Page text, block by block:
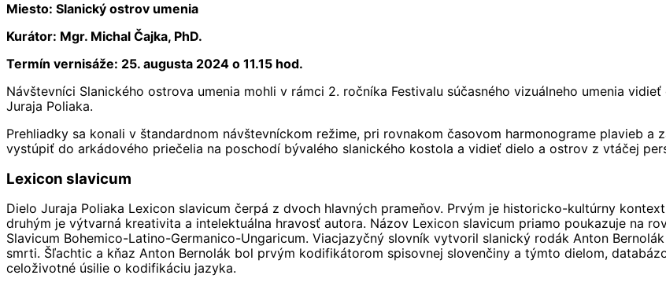
Miesto: Slanický ostrov umenia
Kurátor: Mgr. Michal Čajka, PhD.
Termín vernisáže: 25. augusta 2024 o 11.15 hod.
Návštevníci Slanického ostrova umenia mohli v rámci 2. ročníka Festivalu súčasného vizuálneho umenia
Juraja Poliaka.
Prehliadky sa konali v štandardnom návštevníckom režime, pri rovnakom časovom harmonograme plavieb
vystúpiť do arkádového priečelia na poschodí bývalého slanického kostola a vidieť dielo a ostrov z vtáčej
Lexicon slavicum
Dielo Juraja Poliaka Lexicon slavicum čerpá z dvoch hlavných prameňov. Prvým je historicko-kultúrny
druhým je výtvarná kreativita a intelektuálna hravosť autora. Názov Lexicon slavicum priamo poukazuje na
Slavicum Bohemico-Latino-Germanico-Ungaricum. Viacjazyčný slovník vytvoril slanický rodák Anton
smrti. Šľachtic a kňaz Anton Bernolák bol prvým kodifikátorom spisovnej slovenčiny a týmto dielom,
celoživotné úsilie o kodifikáciu jazyka.